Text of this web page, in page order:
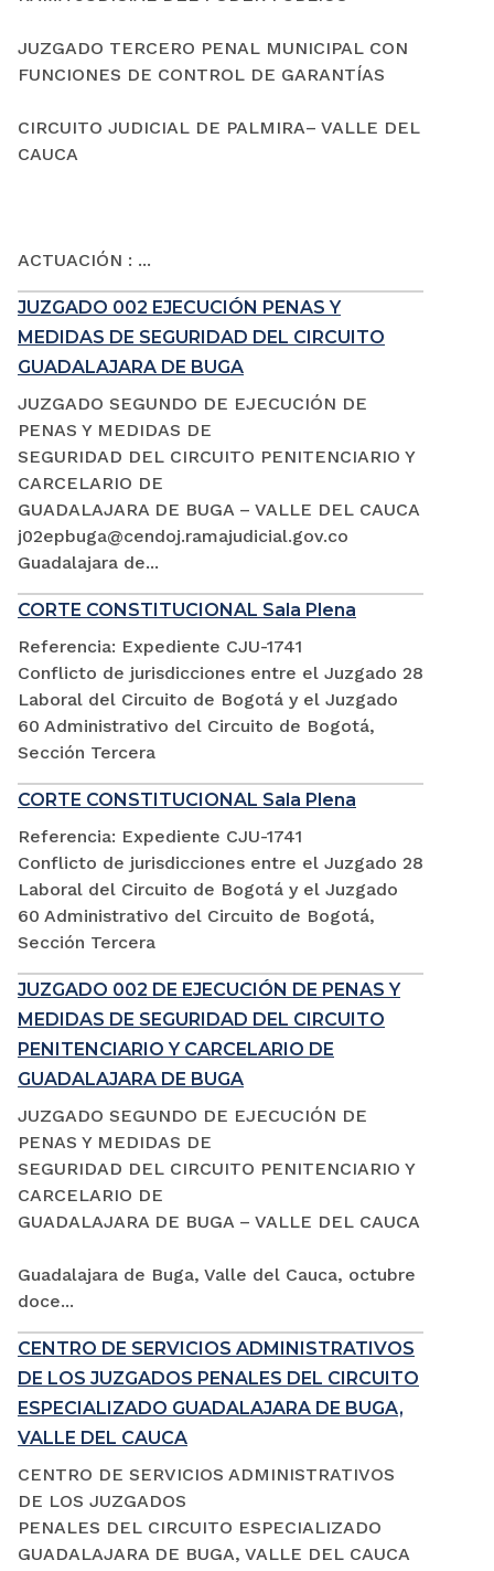
JUZGADO TERCERO PENAL MUNICIPAL CON
FUNCIONES DE CONTROL DE GARANTÍAS
CIRCUITO JUDICIAL DE PALMIRA– VALLE DEL
CAUCA
ACTUACIÓN : ...
JUZGADO 002 EJECUCIÓN PENAS Y
MEDIDAS DE SEGURIDAD DEL CIRCUITO
GUADALAJARA DE BUGA
JUZGADO SEGUNDO DE EJECUCIÓN DE
PENAS Y MEDIDAS DE
SEGURIDAD DEL CIRCUITO PENITENCIARIO Y
CARCELARIO DE
GUADALAJARA DE BUGA – VALLE DEL CAUCA
j02epbuga@cendoj.ramajudicial.gov.co
Guadalajara de...
CORTE CONSTITUCIONAL Sala Plena
Referencia: Expediente CJU-1741
Conflicto de jurisdicciones entre el Juzgado 28
Laboral del Circuito de Bogotá y el Juzgado
60 Administrativo del Circuito de Bogotá,
Sección Tercera
CORTE CONSTITUCIONAL Sala Plena
Referencia: Expediente CJU-1741
Conflicto de jurisdicciones entre el Juzgado 28
Laboral del Circuito de Bogotá y el Juzgado
60 Administrativo del Circuito de Bogotá,
Sección Tercera
JUZGADO 002 DE EJECUCIÓN DE PENAS Y
MEDIDAS DE SEGURIDAD DEL CIRCUITO
PENITENCIARIO Y CARCELARIO DE
GUADALAJARA DE BUGA
JUZGADO SEGUNDO DE EJECUCIÓN DE
PENAS Y MEDIDAS DE
SEGURIDAD DEL CIRCUITO PENITENCIARIO Y
CARCELARIO DE
GUADALAJARA DE BUGA – VALLE DEL CAUCA
Guadalajara de Buga, Valle del Cauca, octubre
doce...
CENTRO DE SERVICIOS ADMINISTRATIVOS
DE LOS JUZGADOS PENALES DEL CIRCUITO
ESPECIALIZADO GUADALAJARA DE BUGA,
VALLE DEL CAUCA
CENTRO DE SERVICIOS ADMINISTRATIVOS
DE LOS JUZGADOS
PENALES DEL CIRCUITO ESPECIALIZADO
GUADALAJARA DE BUGA, VALLE DEL CAUCA